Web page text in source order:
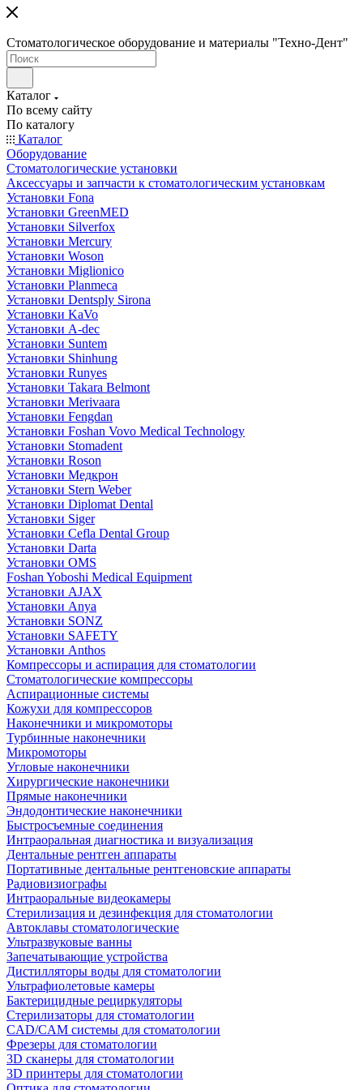
Стоматологическое оборудование и материалы "Техно-Дент"
Каталог
По всему сайту
По каталогу
Каталог
Оборудование
Стоматологические установки
Аксессуары и запчасти к стоматологическим установкам
Установки Fona
Установки GreenMED
Установки Silverfox
Установки Mercury
Установки Woson
Установки Miglionico
Установки Planmeca
Установки Dentsply Sirona
Установки KaVo
Установки A-dec
Установки Suntem
Установки Shinhung
Установки Runyes
Установки Takara Belmont
Установки Merivaara
Установки Fengdan
Установки Foshan Vovo Medical Technology
Установки Stomadent
Установки Roson
Установки Медкрон
Установки Stern Weber
Установки Diplomat Dental
Установки Siger
Установки Cefla Dental Group
Установки Darta
Установки OMS
Foshan Yoboshi Medical Equipment
Установки AJAX
Установки Anya
Установки SONZ
Установки SAFETY
Установки Anthos
Компрессоры и аспирация для стоматологии
Стоматологические компрессоры
Аспирационные системы
Кожухи для компрессоров
Наконечники и микромоторы
Турбинные наконечники
Микромоторы
Угловые наконечники
Хирургические наконечники
Прямые наконечники
Эндодонтические наконечники
Быстросъемные соединения
Интраоральная диагностика и визуализация
Дентальные рентген аппараты
Портативные дентальные рентгеновские аппараты
Радиовизиографы
Интраоральные видеокамеры
Стерилизация и дезинфекция для стоматологии
Автоклавы стоматологические
Ультразвуковые ванны
Запечатывающие устройства
Дистилляторы воды для стоматологии
Ультрафиолетовые камеры
Бактерицидные рециркуляторы
Стерилизаторы для стоматологии
CAD/CAM системы для стоматологии
Фрезеры для стоматологии
3D cканеры для стоматологии
3D принтеры для стоматологии